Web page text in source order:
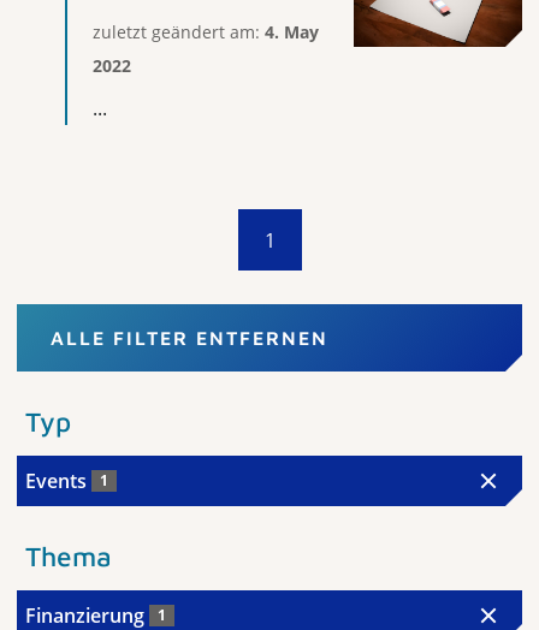
zuletzt geändert am: 4. May
2022
...
1
ALLE FILTER ENTFERNEN
Typ
Events 1
Thema
Finanzierung 1